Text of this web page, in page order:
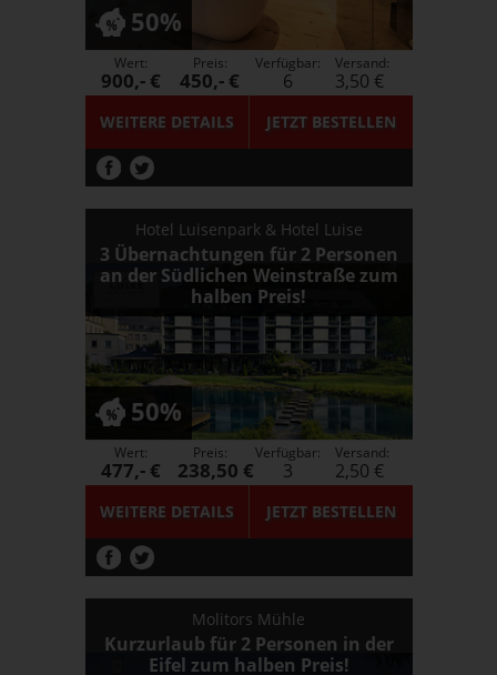
50%
WEITERE DETAILS JETZTBESTELLEN
Wert:
900,- €
Preis:
450,- €
Verfügbar:
6
Versand:
3,50 €
Hotel Luisenpark & Hotel Luise
3 Übernachtungen für 2 Personen
an der Südlichen Weinstraße zum
halben Preis!
50%
WEITERE DETAILS JETZTBESTELLEN
Wert:
477,- €
Preis:
238,50 €
Verfügbar:
3
Versand:
2,50 €
Molitors Mühle
Kurzurlaub für 2 Personen in der
Eifel zum halben Preis!